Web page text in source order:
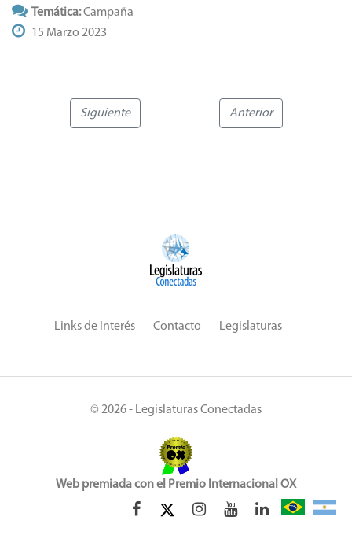
Temática:Campaña
15 Marzo 2023
Siguiente Anterior
Links de Interés Contacto Legislaturas
© 2026 - Legislaturas Conectadas
Web premiada con el Premio Internacional OX